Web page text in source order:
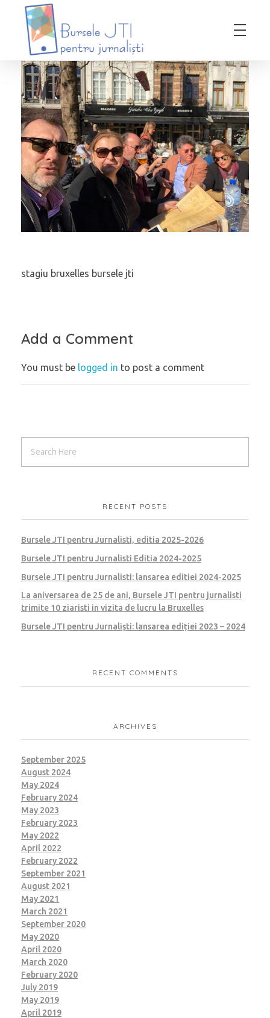
Bursele JTI pentru Jurnalisti
ediția 2018-2019
stagiu bruxelles bursele jti
Add a Comment
You must be logged in to post a comment
RECENT POSTS
Bursele JTI pentru Jurnalisti, editia 2025-2026
Bursele JTI pentru Jurnalisti Editia 2024-2025
Bursele JTI pentru Jurnalisti: lansarea editiei 2024-2025
La aniversarea de 25 de ani, Bursele JTI pentru jurnalisti
trimite 10 ziaristi in vizita de lucru la Bruxelles
Bursele JTI pentru Jurnaliști: lansarea ediției 2023 – 2024
RECENT COMMENTS
ARCHIVES
September 2025
August 2024
May 2024
February 2024
May 2023
February 2023
May 2022
April 2022
February 2022
September 2021
August 2021
May 2021
March 2021
September 2020
May 2020
April 2020
March 2020
February 2020
July 2019
May 2019
April 2019